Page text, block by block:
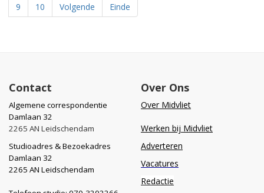
9
10 Volgende Einde
Contact
Algemene correspondentie
Damlaan 32
2265 AN Leidschendam
Studioadres & Bezoekadres
Damlaan 32
2265 AN Leidschendam
Over Ons
Over Midvliet
Werken bij Midvliet
Adverteren
Vacatures
Redactie